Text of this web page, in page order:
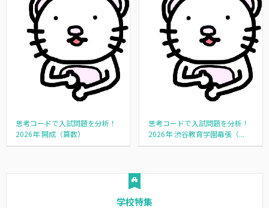
思考コードで入試問題を分析！
2026年 開成（算数）
思考コードで入試問題を分析！
2026年 渋谷教育学園幕張（...
学校特集